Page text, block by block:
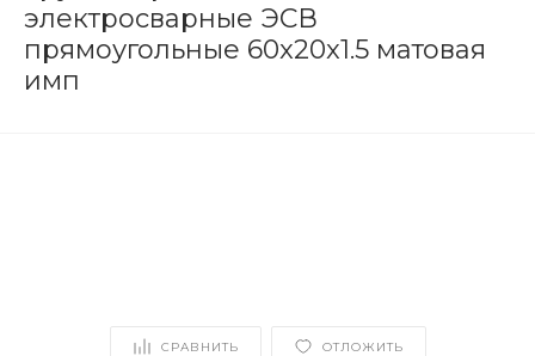
электросварные ЭСВ
прямоугольные 60x20x1.5 матовая
имп
СРАВНИТЬ ОТЛОЖИТЬ